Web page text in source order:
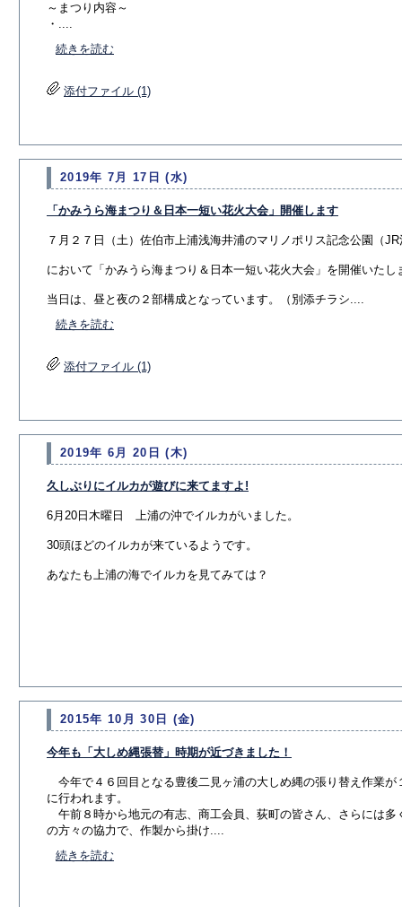
～まつり内容～
・....
続きを読む
添付ファイル (1)
2019年 7月 17日 (水)
「かみうら海まつり＆日本一短い花火大会」開催します
７月２７日（土）佐伯市上浦浅海井浦のマリノポリス記念公園（
において「かみうら海まつり＆日本一短い花火大会」を開催いたし
当日は、昼と夜の２部構成となっています。（別添チラシ....
続きを読む
添付ファイル (1)
2019年 6月 20日 (木)
久しぶりにイルカが遊びに来てますよ!
6月20日木曜日 上浦の沖でイルカがいました。
30頭ほどのイルカが来ているようです。
あなたも上浦の海でイルカを見てみては？
2015年 10月 30日 (金)
今年も「大しめ縄張替」時期が近づきました！
今年で４６回目となる豊後二見ヶ浦の大しめ縄の張り替え作業が
に行われます。
午前８時から地元の有志、商工会員、荻町の皆さん、さらには多
の方々の協力で、作製から掛け....
続きを読む